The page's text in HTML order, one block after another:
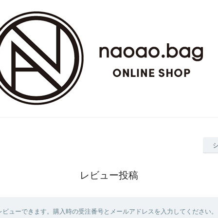
レビュー投稿
ューできます。購入時の受注番号とメールアドレスを入力してください。